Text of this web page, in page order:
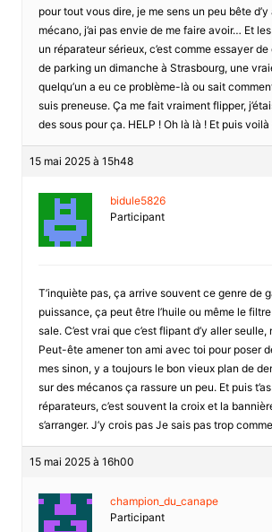
pour tout vous dire, je me sens un peu bête
mécano, j’ai pas envie de me faire avoir… Et
un réparateur sérieux, c’est comme essayer
de parking un dimanche à Strasbourg, une
quelqu’un a eu ce problème-là ou sait
suis preneuse. Ça me fait vraiment flipper,
des sous pour ça. HELP ! Oh là là ! Et puis
15 mai 2025 à 15h48
bidule5826
Participant
T’inquiète pas, ça arrive souvent ce genre de
puissance, ça peut être l’huile ou même le
sale. C’est vrai que c’est flipant d’y aller seulle,
Peut-ête amener ton ami avec toi pour poser
mes sinon, y a toujours le bon vieux plan de
sur des mécanos ça rassure un peu. Et puis
réparateurs, c’est souvent la croix et la
s’arranger. J’y crois pas Je sais pas trop
15 mai 2025 à 16h00
champion_du_canape
Participant